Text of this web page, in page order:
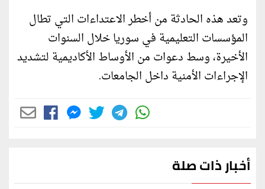
وتعد هذه الحادثة من أخطر الاعتداءات التي تطال
المؤسسات التعليمية في سوريا خلال السنوات
الأخيرة، وسط دعوات من الأوساط الأكاديمية لتشديد
الإجراءات الأمنية داخل الجامعات.
أخبار ذات صلة